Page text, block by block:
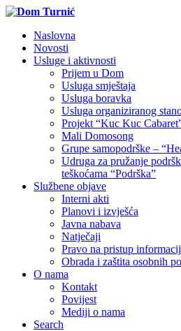
Naslovna
Novosti
Usluge i aktivnosti
Prijem u Dom
Usluga smještaja
Usluga boravka
Usluga organiziranog
Projekt “Kuc Kuc
Mali Domosong
Grupe samopodrške –
Udruga za pružanje
teškoćama “Podrška”
Službene objave
Interni akti
Planovi i izvješća
Javna nabava
Natječaji
Pravo na pristup
Obrada i zaštita osobnih
O nama
Kontakt
Povijest
Mediji o nama
Search